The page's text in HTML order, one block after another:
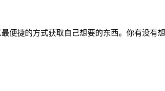
便捷的方式获取自己想要的东西。你有没有